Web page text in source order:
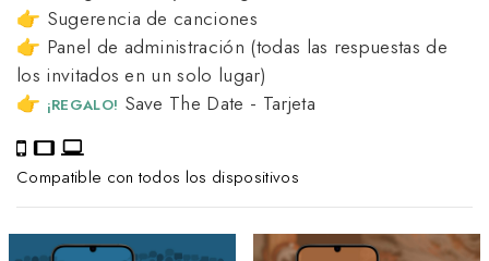
👉 Sugerencia de canciones
👉 Panel de administración (todas las respuestas de
los invitados en un solo lugar)
👉 ¡REGALO! Save The Date - Tarjeta
Compatible con todos los dispositivos